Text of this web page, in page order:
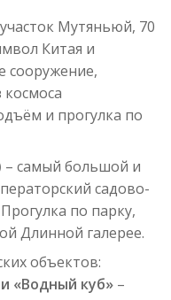
Мутяньюй, 70
Китая и
сооружение,
и прогулка по
– самый большой и
садово-
по парку,
Длинной галерее.
объектов:
«Водный куб» –